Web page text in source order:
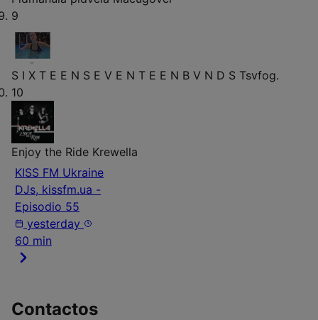
9
S I X T E E N S E V E N T E E N B V N D S Tsvfog.
10
Enjoy the Ride Krewella
KISS FM Ukraine
DJs, kissfm.ua -
Episodio 55
yesterday
60 min
Contactos